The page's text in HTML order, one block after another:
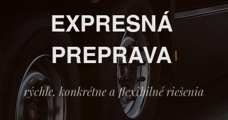
EXPRESNÁ
PREPRAVA
rýchle, konkrétne a flexibilné riešenia
VIAC INFORMÁCIÍ KONTAKTUJTE NÁS